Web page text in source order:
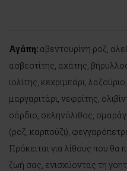
Αγάπη: αβεντουρίνη ροζ,
ασβεστίτης, αχάτης,
ιολίτης, κεχριμπάρι,
μαργαριτάρι, νεφρίτης,
σάρδιο, σεληνόλιθος,
(ροζ, καρπούζι),
Πρόκειται για λίθους που
ζωή σας, ενισχύοντας τη